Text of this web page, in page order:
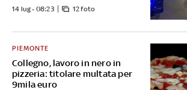
14 lug - 08:23 12 foto
Collegno, lavoro in nero in
pizzeria: titolare multata per
9mila euro
PIEMONTE